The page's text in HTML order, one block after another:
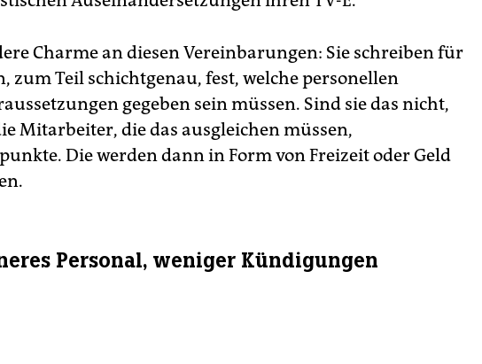
Charme an diesen Vereinbarungen: Sie ­schrei­ben für
zum Teil schichtgenau, fest, welche personellen
gegeben sein müssen. Sind sie das nicht,
Mitarbeiter, die das ausgleichen müssen,
Die werden dann in Form von Freizeit oder Geld
Personal, weniger Kündigungen